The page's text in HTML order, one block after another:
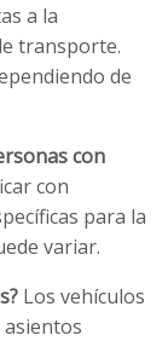
a la
transporte.
de
con
con
para la
variar.
Los vehículos
asientos